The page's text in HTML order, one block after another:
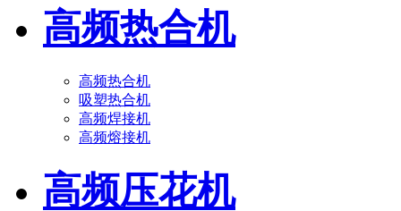
高频热合机
高频热合机
吸塑热合机
高频焊接机
高频熔接机
高频压花机